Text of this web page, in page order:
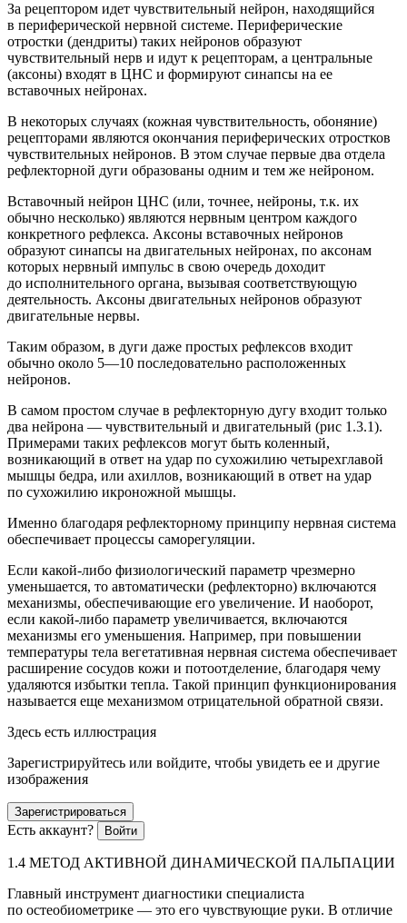
За рецептором идет чувствительный нейрон, находящийся
в периферической нервной системе. Периферические
отростки (дендриты) таких нейронов образуют
чувствительный нерв и идут к рецепторам, а центральные
(аксоны) входят в ЦНС и формируют синапсы на ее
вставочных нейронах.
В некоторых случаях (кожная чувствительность, обоняние)
рецепторами являются окончания периферических отростков
чувствительных нейронов. В этом случае первые два отдела
рефлекторной дуги образованы одним и тем же нейроном.
Вставочный нейрон ЦНС (или, точнее, нейроны, т.к. их
обычно несколько) являются нервным центром каждого
конкретного рефлекса. Аксоны вставочных нейронов
образуют синапсы на двигательных нейронах, по аксонам
которых нервный импульс в свою очередь доходит
до исполнительного органа, вызывая соответствующую
деятельность. Аксоны двигательных нейронов образуют
двигательные нервы.
Таким образом, в дуги даже простых рефлексов входит
обычно около 5—10 последовательно расположенных
нейронов.
В самом простом случае в рефлекторную дугу входит только
два нейрона — чувствительный и двигательный (рис 1.3.1).
Примерами таких рефлексов могут быть коленный,
возникающий в ответ на удар по сухожилию четырехглавой
мышцы бедра, или ахиллов, возникающий в ответ на удар
по сухожилию икроножной мышцы.
Именно благодаря рефлекторному принципу нервная система
обеспечивает процессы саморегуляции.
Если какой-либо физиологический параметр чрезмерно
уменьшается, то автоматически (рефлекторно) включаются
механизмы, обеспечивающие его увеличение. И наоборот,
если какой-либо параметр увеличивается, включаются
механизмы его уменьшения. Например, при повышении
температуры тела вегетативная нервная система обеспечивает
расширение сосудов кожи и потоотделение, благодаря чему
удаляются избытки тепла. Такой принцип функционирования
называется еще механизмом отрицательной обратной связи.
Здесь есть иллюстрация
Зарегистрируйтесь или войдите, чтобы увидеть ее и другие
изображения
Зарегистрироваться
Есть аккаунт? Войти
1.4 МЕТОД АКТИВНОЙ ДИНАМИЧЕСКОЙ ПАЛЬПАЦИИ
Главный инструмент диагностики специалиста
по остеобиометрике — это его чувствующие руки. В отличие